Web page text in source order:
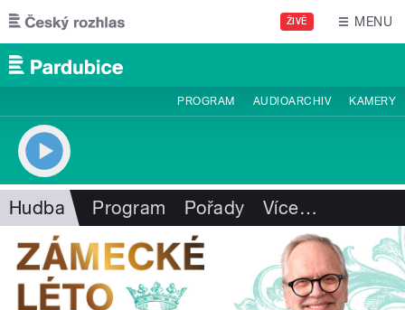
Přejít k hlavnímu obsahu
ŽIVĚ MENU
PROGRAM AUDIOARCHIV KAMERY
Hudba Program Pořady Více…